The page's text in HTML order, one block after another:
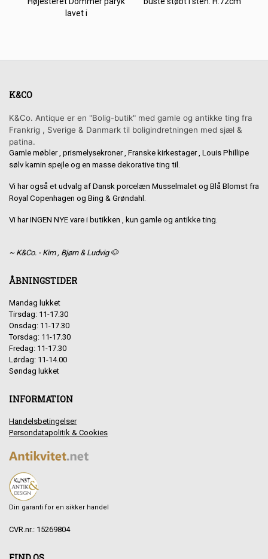
lavet i
K&CO
K&Co. Antique er en "Bolig-butik" med gamle og antikke ting fra
Frankrig , Sverige & Danmark til boligindretningen med sjæl &
patina.
Gamle møbler , prismelysekroner , Franske kirkestager , Louis Phillipe
sølv kamin spejle og en masse dekorative ting til.
Vi har også et udvalg af Dansk porcelæn Musselmalet og Blå Blomst fra
Royal Copenhagen og Bing & Grøndahl.
Vi har INGEN NYE vare i butikken , kun gamle og antikke ting.
~ K&Co. - Kim , Bjørn & Ludvig 🐶
ÅBNINGSTIDER
Mandag lukket
Tirsdag: 11-17.30
Onsdag: 11-17.30
Torsdag: 11-17.30
Fredag: 11-17.30
Lørdag: 11-14.00
Søndag lukket
INFORMATION
Handelsbetingelser
Persondatapolitik & Cookies
Din garanti for en sikker handel
CVR.nr.: 15269804